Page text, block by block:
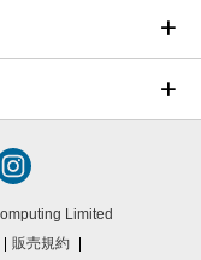
Limited
販売規約